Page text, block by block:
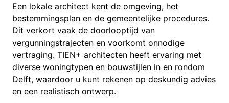
Een lokale architect kent de omgeving, het
bestemmingsplan en de gemeentelijke procedures.
Dit verkort vaak de doorlooptijd van
vergunningstrajecten en voorkomt onnodige
vertraging. TIEN+ architecten heeft ervaring met
diverse woningtypen en bouwstijlen in en rondom
Delft, waardoor u kunt rekenen op deskundig advies
en een realistisch ontwerp.